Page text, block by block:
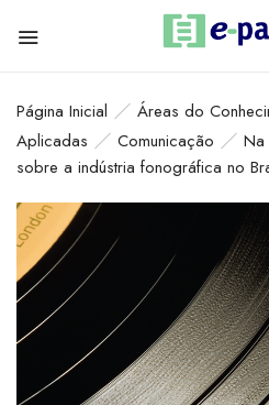
Página Inicial Áreas do
Aplicadas
Comunicação
Na
sobre a indústria fonográfica no